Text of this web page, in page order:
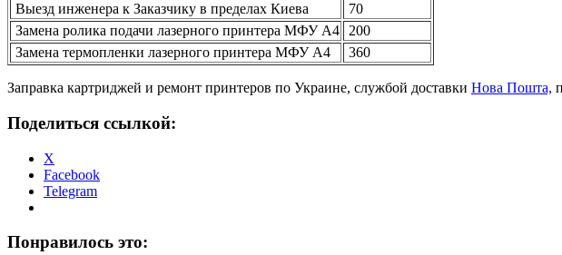
Выезд инженера к Заказчику в пределах Киева
70
Замена ролика подачи лазерного принтера МФУ А4
200
Замена термопленки лазерного принтера МФУ А4
360
Заправка картриджей и ремонт принтеров по Украине, службой доставки Нова Пошта,
Поделиться ссылкой:
X
Facebook
Telegram
Понравилось это: